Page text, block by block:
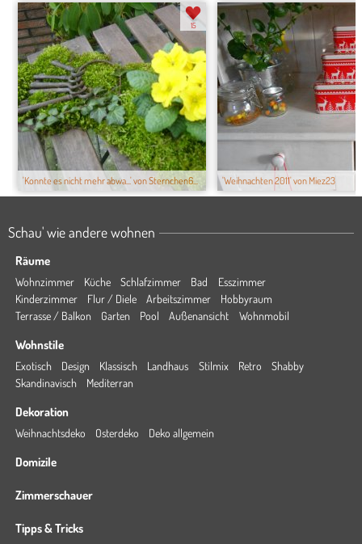
'Konnte es nicht mehr abwa...' von Sternchen6...
15
'Weihnachten 2011' von Miez23
Schau' wie andere wohnen
Räume
Wohnzimmer Küche Schlafzimmer Bad
Esszimmer
Kinderzimmer
Flur / Diele Arbeitszimmer
Hobbyraum
Terrasse / Balkon
Garten Pool Außenansicht Wohnmobil
Wohnstile
Exotisch Design Klassisch Landhaus Stilmix Retro
Shabby
Skandinavisch
Mediterran
Dekoration
Weihnachtsdeko Osterdeko Deko allgemein
Domizile
Zimmerschauer
Tipps & Tricks